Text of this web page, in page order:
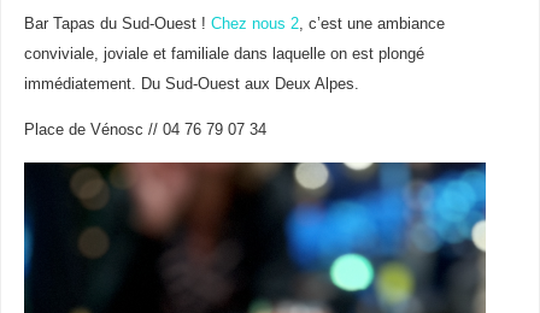
Bar Tapas du Sud-Ouest ! Chez nous 2, c’est une ambiance
conviviale, joviale et familiale dans laquelle on est plongé
immédiatement. Du Sud-Ouest aux Deux Alpes.
Place de Vénosc // 04 76 79 07 34